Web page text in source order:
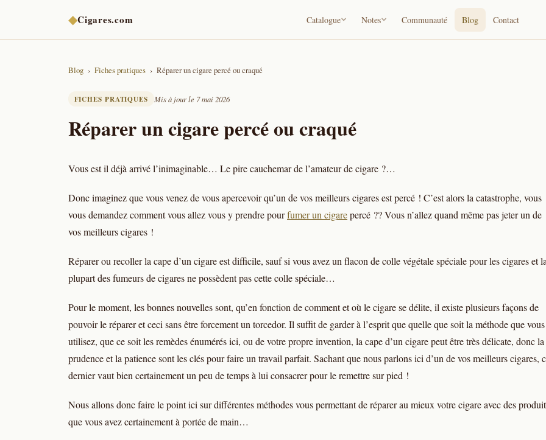
◆Cigares.com Catalogue Notes Communauté Blog Contact
Blog Fiches pratiques Réparer un cigare percé ou craqué
FICHES PRATIQUES Mis à jour le 7 mai 2026
Réparer un cigare percé ou craqué
Vous est il déjà arrivé l’inimaginable… Le pire cauchemar de l’amateur de cigare ?…
Donc imaginez que vous venez de vous apercevoir qu’un de vos meilleurs cigares est percé ! C’est alors la catastrophe, vous
vous demandez comment vous allez vous y prendre pourfumer un cigarepercé ?? Vous n’allez quand même pas jeter un de
vos meilleurs cigares !
Réparer ou recoller la cape d’un cigare est difficile, sauf si vous avez un flacon de colle végétale spéciale pour les cigares et
plupart des fumeurs de cigares ne possèdent pas cette colle spéciale…
Pour le moment, les bonnes nouvelles sont, qu’en fonction de comment et où le cigare se délite, il existe plusieurs façons de
pouvoir le réparer et ceci sans être forcement un torcedor. Il suffit de garder à l’esprit que quelle que soit la méthode que vous
utilisez, que ce soit les remèdes énumérés ici, ou de votre propre invention, la cape d’un cigare peut être très délicate, donc la
prudence et la patience sont les clés pour faire un travail parfait. Sachant que nous parlons ici d’un de vos meilleurs cigares,
dernier vaut bien certainement un peu de temps à lui consacrer pour le remettre sur pied !
Nous allons donc faire le point ici sur différentes méthodes vous permettant de réparer au mieux votre cigare avec des
que vous avez certainement à portée de main…